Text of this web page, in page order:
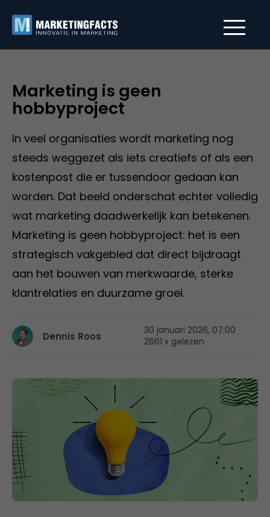
Marketing is geen
hobbyproject
In veel organisaties wordt marketing nog
steeds weggezet als iets creatiefs of als een
kostenpost die er tussendoor gedaan kan
worden. Dat beeld onderschat echter volledig
wat marketing daadwerkelijk kan betekenen.
Marketing is geen hobbyproject: het is een
strategisch vakgebied dat direct bijdraagt
aan het bouwen van merkwaarde, sterke
klantrelaties en duurzame groei.
Dennis Roos
30 januari 2026, 07:00
2661 x gelezen